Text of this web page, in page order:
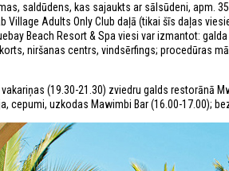
saldūdens, kas sajaukts ar sālsūdeni, apm.
Village Adults Only Club daļā (tikai šīs daļas
Beach Resort & Spa viesi var izmantot:
niršanas centrs, vindsērfings; procedūras
(19.30-21.30) zviedru galds restorānā
cepumi, uzkodas Mawimbi Bar (16.00-17.00);